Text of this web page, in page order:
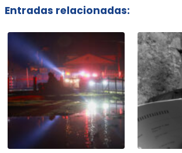
Entradas relacionadas: